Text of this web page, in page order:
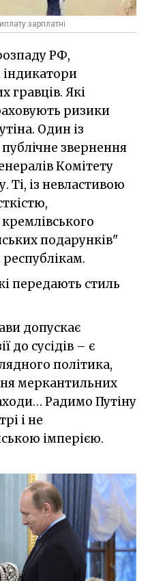
зарплатні
РФ,
індикатори
гравців. Які
ризики
Один із
звернення
Комітету
Ті, із невластивою
подарунків"
передають стиль
допускає
до сусідів – є
політика,
меркантильних
Радимо Путіну
і не
імперією.